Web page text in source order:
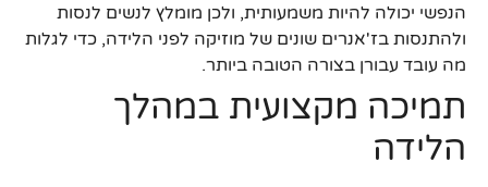
הנפשי יכולה להיות משמעותית, ולכן מומלץ לנשים לנסות
ולהתנסות בז'אנרים שונים של מוזיקה לפני הלידה, כדי לגלות
מה עובד עבורן בצורה הטובה ביותר.
תמיכה מקצועית במהלך
הלידה